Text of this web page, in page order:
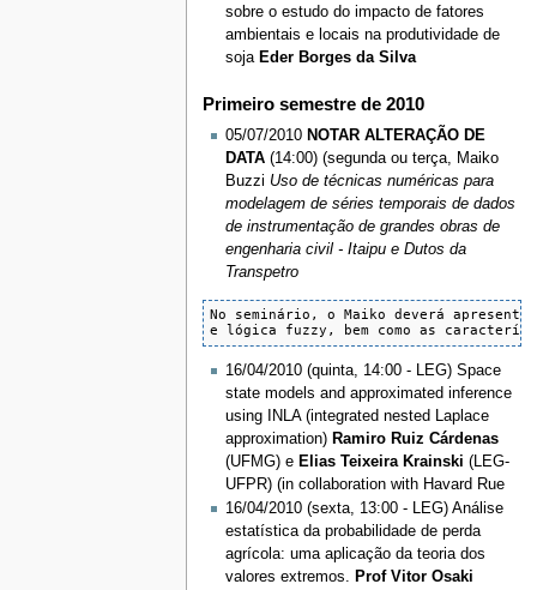
sobre o estudo do impacto de fatores
ambientais e locais na produtividade de
soja Eder Borges da Silva
Primeiro semestre de 2010
05/07/2010 NOTAR ALTERAÇÃO DE
DATA(14:00) (segunda ou terça, Maiko
Buzzi Uso de técnicas numéricas para
modelagem de séries temporais de dados
de instrumentação de grandes obras de
engenharia civil - Itaipu e Dutos da
Transpetro
No seminário, o Maiko deverá
e lógica fuzzy, bem como as
16/04/2010 (quinta, 14:00 - LEG) Space
state models and approximated inference
using INLA (integrated nested Laplace
approximation) Ramiro Ruiz Cárdenas
(UFMG) e Elias Teixeira Krainski (LEG-
UFPR) (in collaboration with Havard Rue
16/04/2010 (sexta, 13:00 - LEG) Análise
estatística da probabilidade de perda
agrícola: uma aplicação da teoria dos
valores extremos. Prof Vitor Osaki